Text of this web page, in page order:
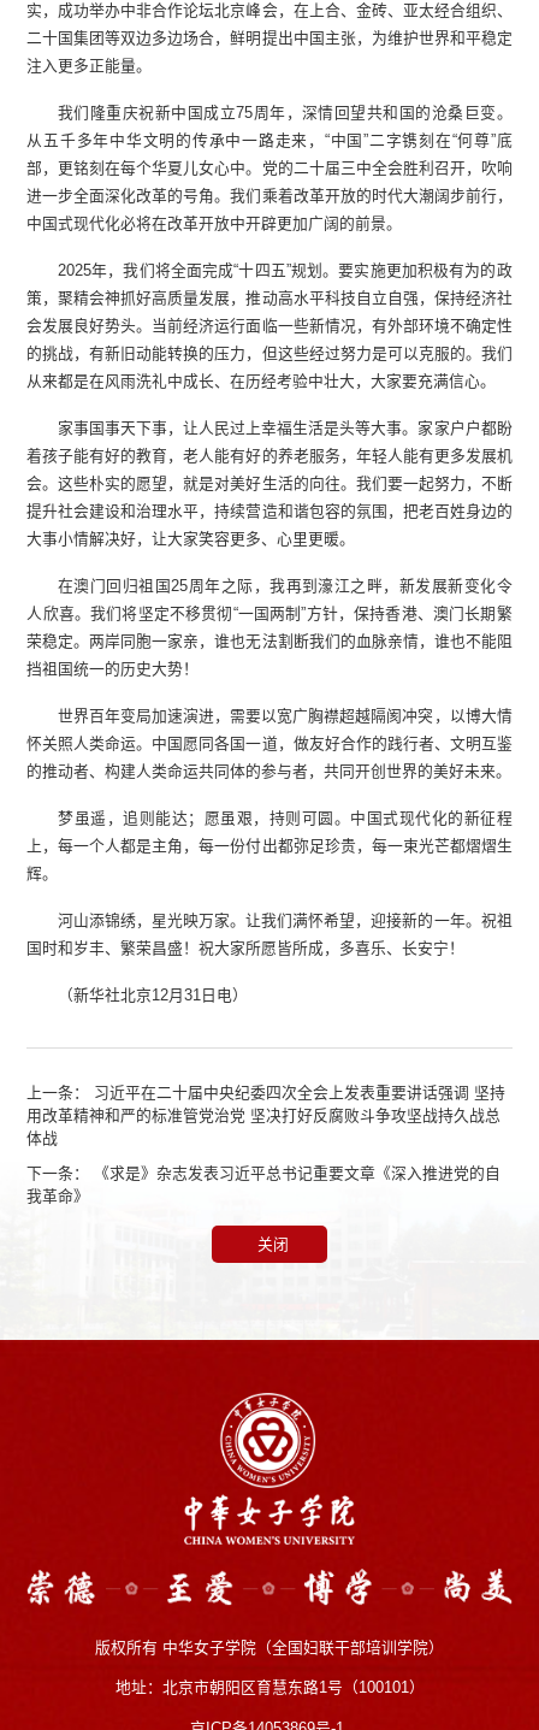
实，成功举办中非合作论坛北京峰会，在上合、金砖、亚太经合组织、
二十国集团等双边多边场合，鲜明提出中国主张，为维护世界和平稳定
注入更多正能量。
我们隆重庆祝新中国成立75周年，深情回望共和国的沧桑巨变。
从五千多年中华文明的传承中一路走来，“中国”二字镌刻在“何尊”底
部，更铭刻在每个华夏儿女心中。党的二十届三中全会胜利召开，吹响
进一步全面深化改革的号角。我们乘着改革开放的时代大潮阔步前行，
中国式现代化必将在改革开放中开辟更加广阔的前景。
2025年，我们将全面完成“十四五”规划。要实施更加积极有为的政
策，聚精会神抓好高质量发展，推动高水平科技自立自强，保持经济社
会发展良好势头。当前经济运行面临一些新情况，有外部环境不确定性
的挑战，有新旧动能转换的压力，但这些经过努力是可以克服的。我们
从来都是在风雨洗礼中成长、在历经考验中壮大，大家要充满信心。
家事国事天下事，让人民过上幸福生活是头等大事。家家户户都盼
着孩子能有好的教育，老人能有好的养老服务，年轻人能有更多发展机
会。这些朴实的愿望，就是对美好生活的向往。我们要一起努力，不断
提升社会建设和治理水平，持续营造和谐包容的氛围，把老百姓身边的
大事小情解决好，让大家笑容更多、心里更暖。
在澳门回归祖国25周年之际，我再到濠江之畔，新发展新变化令
人欣喜。我们将坚定不移贯彻“一国两制”方针，保持香港、澳门长期繁
荣稳定。两岸同胞一家亲，谁也无法割断我们的血脉亲情，谁也不能阻
挡祖国统一的历史大势！
世界百年变局加速演进，需要以宽广胸襟超越隔阂冲突，以博大情
怀关照人类命运。中国愿同各国一道，做友好合作的践行者、文明互鉴
的推动者、构建人类命运共同体的参与者，共同开创世界的美好未来。
梦虽遥，追则能达；愿虽艰，持则可圆。中国式现代化的新征程
上，每一个人都是主角，每一份付出都弥足珍贵，每一束光芒都熠熠生
辉。
河山添锦绣，星光映万家。让我们满怀希望，迎接新的一年。祝祖
国时和岁丰、繁荣昌盛！祝大家所愿皆所成，多喜乐、长安宁！
（新华社北京12月31日电）
上一条： 习近平在二十届中央纪委四次全会上发表重要讲话强调 坚持
用改革精神和严的标准管党治党 坚决打好反腐败斗争攻坚战持久战总
体战
下一条：
《求是》杂志发表习近平总书记重要文章《深入推进党的自
我革命》
关闭
版权所有 中华女子学院（全国妇联干部培训学院）
地址：北京市朝阳区育慧东路1号（100101）